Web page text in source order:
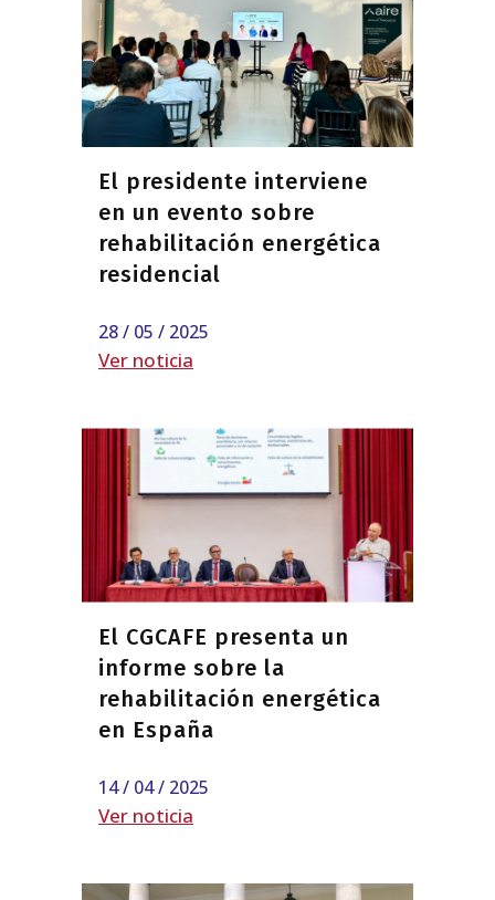
El presidente interviene
en un evento sobre
rehabilitación energética
residencial
28 / 05 / 2025
Ver noticia
El CGCAFE presenta un
informe sobre la
rehabilitación energética
en España
14 / 04 / 2025
Ver noticia